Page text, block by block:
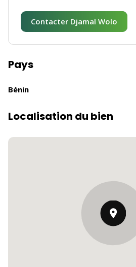
Contacter Djamal Wolo
Pays
Bénin
Localisation du bien